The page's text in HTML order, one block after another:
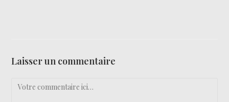
Laisser un commentaire